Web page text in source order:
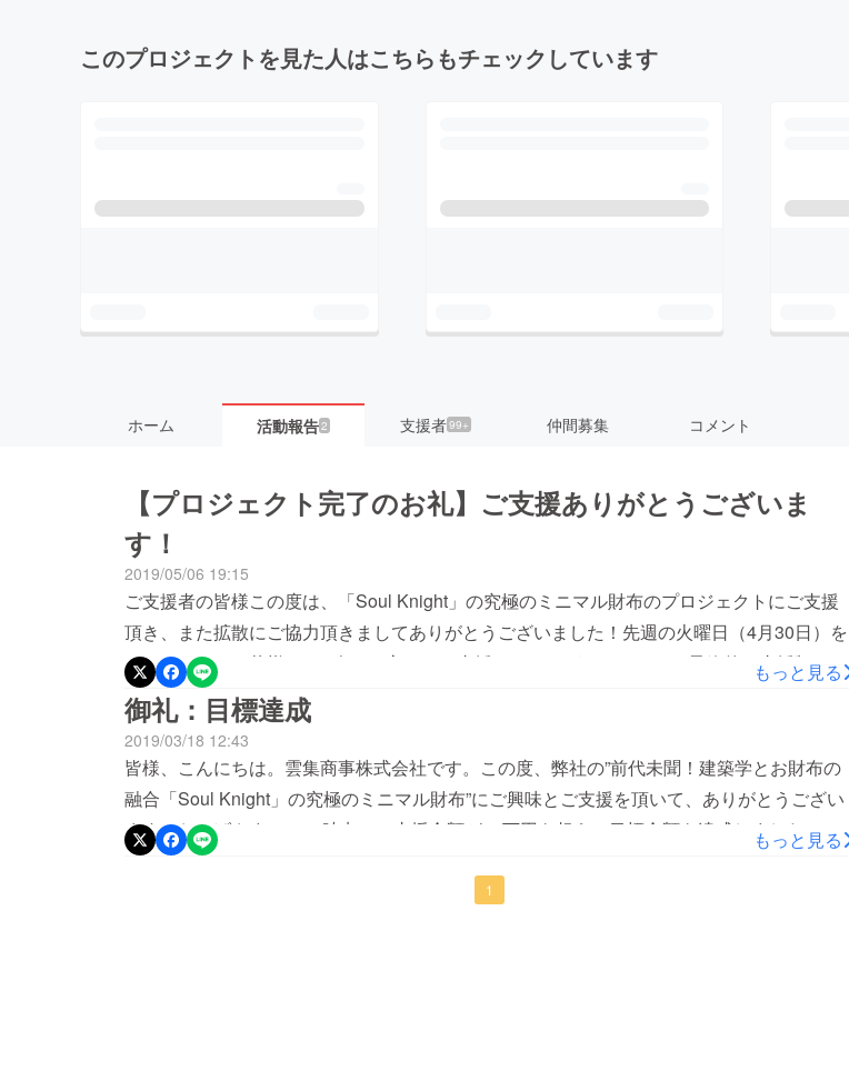
このプロジェクトを見た人はこちらもチェックしています
ホーム 活動報告2 支援者99+ 仲間募集 コメント
【プロジェクト完了のお礼】ご支援ありがとうございま
す！
2019/05/06 19:15
ご支援者の皆様この度は、「Soul Knight」の究極のミニマル財布のプロジェクトにご支援
頂き、また拡散にご協力頂きましてありがとうございました！先週の火曜日（4月30日）を
もちまして、お蔭様で816人もの方々にご支援頂くことができました。最終的な支援額は、
目標の100,000円に対して2705%の達成率となる2,705,885円となりました。想像を上回る
皆様からのご支援にスタッフ一同感謝の気持ちでいっぱいです。本当にありたとうございま
す！！リターン商品に関しましては予定通り6月に皆様の手元にお届けできるよう現在準備
を進めております。引き続き良い商品をお届けできるように工場の職人さんと一緒に頑張り
ます！また進捗を随時ご報告させていただきます。引き続きよろしくお願いいたします。
unsyu スタッフ一同
もっと見る
御礼：目標達成
2019/03/18 12:43
皆様、こんにちは。雲集商事株式会社です。この度、弊社の”前代未聞！建築学とお財布の
融合「Soul Knight」の究極のミニマル財布”にご興味とご支援を頂いて、ありがとうござい
ます。おかげさまで、16時点で、支援金額が10万円を超え、目標金額を達成しました。
尚、現時点では支援者が71名にも達し、金額は20万円を超え、しかもまた増え続けていま
す。この全てはご支援をいただいている皆様、応援メッセージやシェアにご協力をいただい
もっと見る
1